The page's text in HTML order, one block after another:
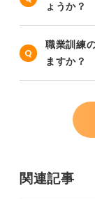
ょうか？
職業訓練
ますか？
関連記事